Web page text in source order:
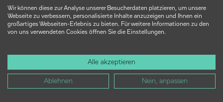
Wir können diese zur Analyse unserer Besucherdaten platzieren, um unsere
Webseite zu verbessern, personalisierte Inhalte anzuzeigen und Ihnen ein
großartiges Webseiten-Erlebnis zu bieten. Für weitere Informationen zu den
von uns verwendeten Cookies öffnen Sie die Einstellungen.
Alle akzeptieren
Ablehnen Nein, anpassen